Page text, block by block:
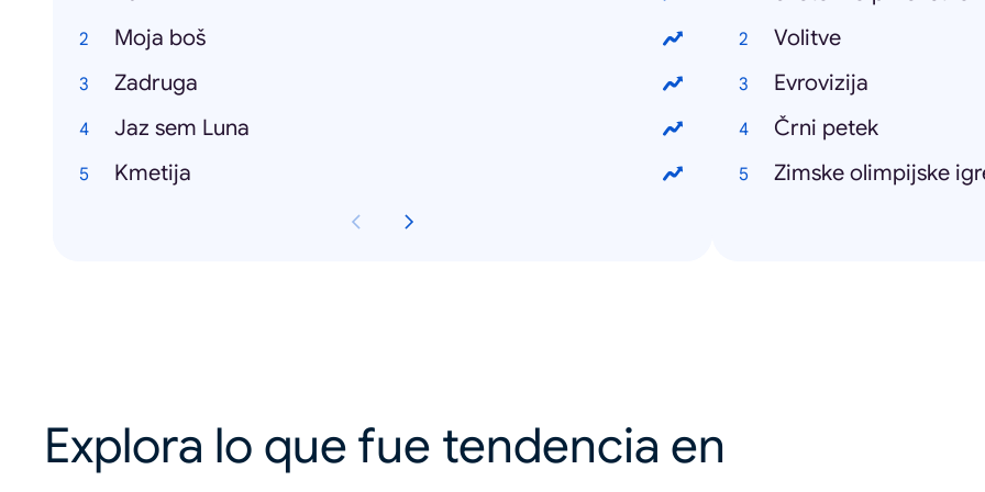
Moja boš
Zadruga
Jaz sem Luna
Kmetija
Volitve
Evrovizija
Črni petek
Zimske olimpijske
Explora lo que fue tendencia en